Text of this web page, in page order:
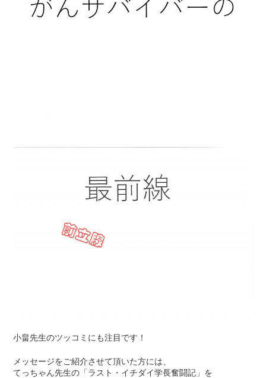
小畠先生のツッコミにも注目です！
メッセージをご紹介させて頂いた方には、
てっちゃん先生の「ラスト・イチダイ学長奮闘記」を